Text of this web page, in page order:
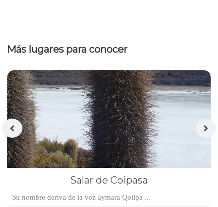
Más lugares para conocer
Salar de Coipasa
Su nombre deriva de la voz aymara Qollpa ...